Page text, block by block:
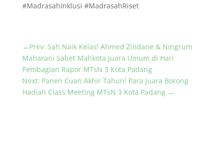
#MadrasahInklusi #MadrasahRiset
← Prev: Sah Naik Kelas! Ahmed Zindane & Ningrum
Maharani Sabet Mahkota Juara Umum di Hari
Pembagian Rapor MTsN 3 Kota Padang
Next: Panen Cuan Akhir Tahun! Para Juara Borong
Hadiah Class Meeting MTsN 3 Kota Padang→